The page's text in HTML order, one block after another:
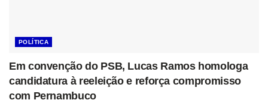
POLÍTICA
Em convenção do PSB, Lucas Ramos homologa
candidatura à reeleição e reforça compromisso
com Pernambuco